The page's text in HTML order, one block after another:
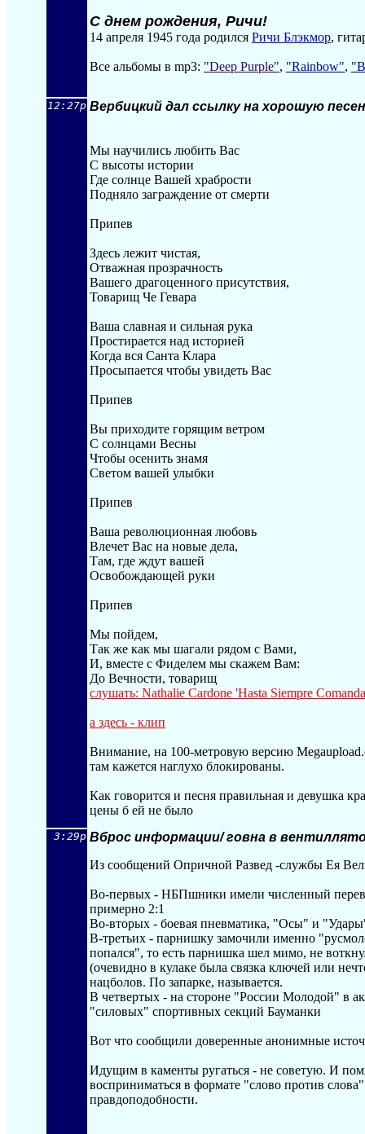
С днем рождения, Ричи!
14 апреля 1945 года родился Ричи Блэкмор,
Все альбомы в mp3: "Deep Purple", "Rainbow",
12:27p Вербицкий дал ссылку на хорошую
Мы научились любить Вас
С высоты истории
Где солнце Вашей храбрости
Подняло заграждение от смерти
Припев
Здесь лежит чистая,
Отважная прозрачность
Вашего драгоценного присутствия,
Товарищ Че Гевара
Ваша славная и сильная рука
Простирается над историей
Когда вся Санта Клара
Просыпается чтобы увидеть Вас
Припев
Вы приходите горящим ветром
С солнцами Весны
Чтобы осенить знамя
Светом вашей улыбки
Припев
Ваша революционная любовь
Влечет Вас на новые дела,
Там, где ждут вашей
Освобождающей руки
Припев
Мы пойдем,
Так же как мы шагали рядом с Вами,
И, вместе с Фиделем мы скажем Вам:
До Вечности, товарищ
слушать: Nathalie Cardone 'Hasta Siempre
а здесь - клип
Внимание, на 100-метровую версию
там кажется наглухо блокированы.
Как говорится и песня правильная и девушка
цены б ей не было
3:29p Вброс информации/ говна в
Из сообщений Опричной Развед -службы Ея
Во-первых - НБПшники имели численный
примерно 2:1
Во-вторых - боевая пневматика, "Осы" и
В-третьих - парнишку замочили именно
попался", то есть парнишка шел мимо, не
(очевидно в кулаке была связка ключей или
нацболов. По запарке, называется.
В четвертых - на стороне "России Молодой" в
"силовых" спортивных секций Бауманки
Вот что сообщили доверенные анонимные
Идущим в каменты ругаться - не советую. И
восприниматься в формате "слово против слова"
правдоподобности.